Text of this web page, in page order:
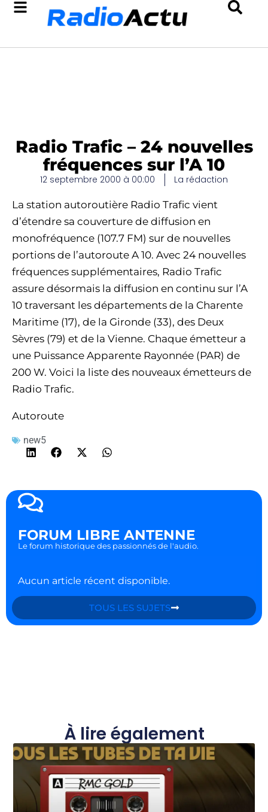
Radio Trafic – 24 nouvelles
fréquences sur l’A 10
12 septembre 2000 à 00:00 La rédaction
La station autoroutière Radio Trafic vient
d’étendre sa couverture de diffusion en
monofréquence (107.7 FM) sur de nouvelles
portions de l’autoroute A 10. Avec 24 nouvelles
fréquences supplémentaires, Radio Trafic
assure désormais la diffusion en continu sur l’A
10 traversant les départements de la Charente
Maritime (17), de la Gironde (33), des Deux
Sèvres (79) et de la Vienne. Chaque émetteur a
une Puissance Apparente Rayonnée (PAR) de
200 W. Voici la liste des nouveaux émetteurs de
Radio Trafic.
Autoroute
new5
FORUM LIBRE ANTENNE
Le forum historique des passionnés de l'audio.
Aucun article récent disponible.
TOUS LES SUJETS
À lire également